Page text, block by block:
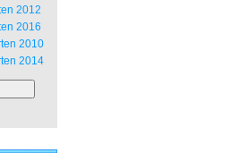
2012
2016
2010
2014